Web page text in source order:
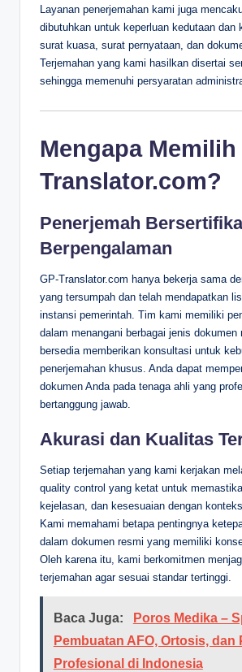
Layanan penerjemahan kami juga
dibutuhkan untuk keperluan kedutaan dan
surat kuasa, surat pernyataan, dan
Terjemahan yang kami hasilkan disertai
sehingga memenuhi persyaratan
Mengapa Memilih
Translator.com?
Penerjemah
Berpengalaman
GP-Translator.com hanya bekerja sama
yang tersumpah dan telah mendapatkan
instansi pemerintah. Tim kami memiliki
dalam menangani berbagai jenis dokumen
bersedia memberikan konsultasi untuk
penerjemahan khusus. Anda dapat
dokumen Anda pada tenaga ahli yang
bertanggung jawab.
Akurasi dan Kualitas
Setiap terjemahan yang kami kerjakan
quality control yang ketat untuk
kejelasan, dan kesesuaian dengan
Kami memahami betapa pentingnya
dalam dokumen resmi yang memiliki
Oleh karena itu, kami berkomitmen
terjemahan agar sesuai standar tertinggi.
Baca Juga:
Poros Medika –
Pembuatan AFO, Ortosis, dan
Profesional di Indonesia